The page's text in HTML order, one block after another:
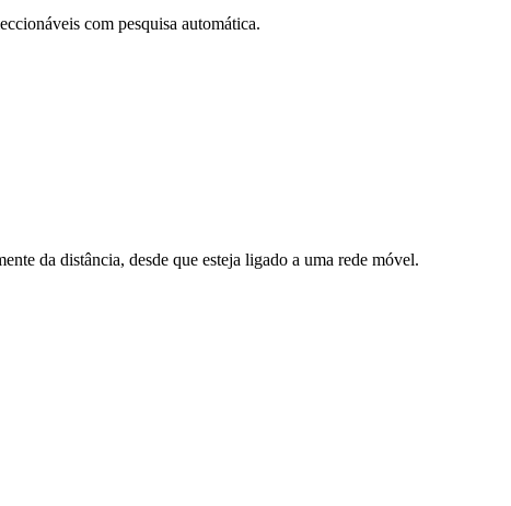
com pesquisa automática.
da distância, desde que esteja ligado a uma rede móvel.